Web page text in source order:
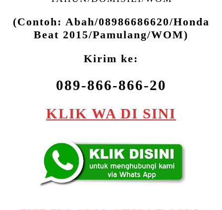
(Contoh: Abah/08986686620/Honda
Beat 2015/Pamulang/WOM)
Kirim ke:
089-866-866-20
KLIK WA DI SINI